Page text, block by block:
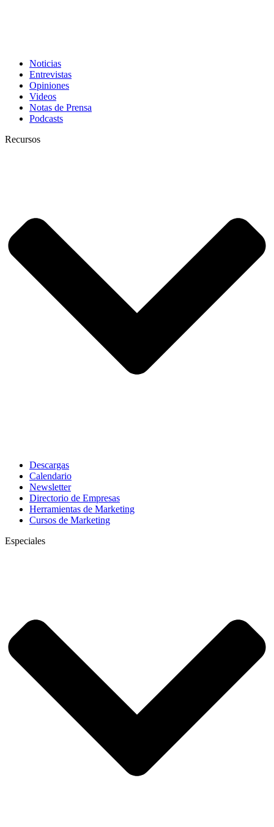
Noticias
Entrevistas
Opiniones
Videos
Notas de Prensa
Podcasts
Recursos
Descargas
Calendario
Newsletter
Directorio de Empresas
Herramientas de Marketing
Cursos de Marketing
Especiales